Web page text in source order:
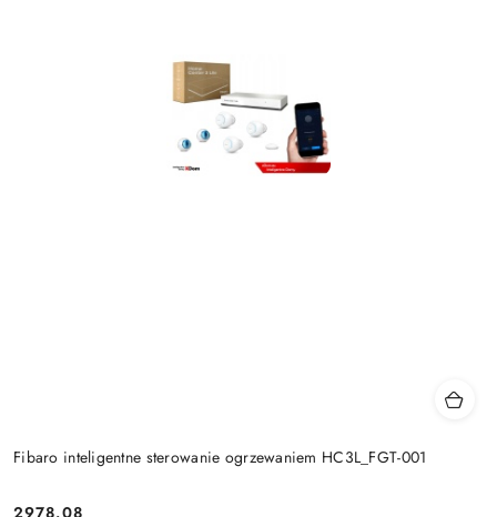
Fibaro inteligentne sterowanie ogrzewaniem HC3L_FGT-001